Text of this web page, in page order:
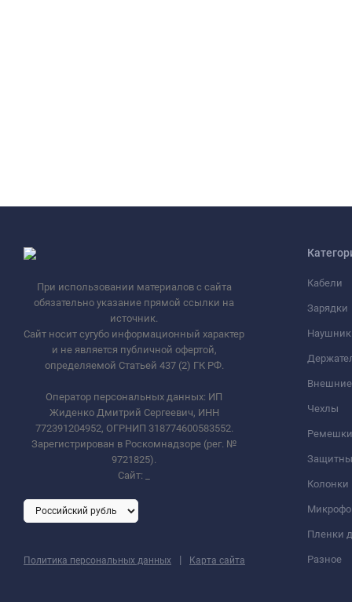
При использовании материалов с сайта
обязательно указание прямой ссылки на
источник.
Сайт носит сугубо информационный характер
и не является публичной офертой,
определяемой Статьей 437 (2) ГК РФ.
Оператор персональных данных: ИП
Жиденко Дмитрий Сергеевич, ИНН
772391204952, ОГРНИП 318774600583552.
Зарегистрирован в Роскомнадзоре (рег. №
9721825).
Сайт:
Политика персональных данных | Карта сайта
Кабели
Зарядки
Чехлы
Ремешки
Колонки
Пленки
Разное